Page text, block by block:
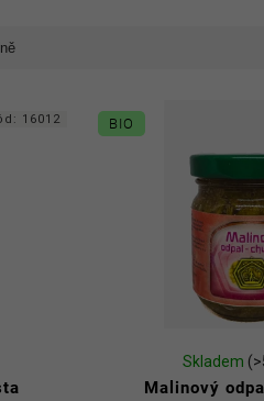
16012 BIO
Malinový
Skladem